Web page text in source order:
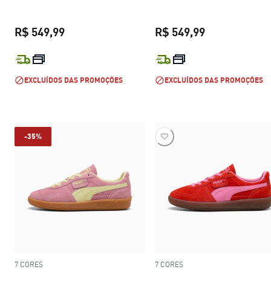
R$ 549,99
preço atual R$ 549,99
EXCLUÍDOS DAS PROMOÇÕES
R$ 549,99
EXCLUÍDOS DAS PROMOÇÕES
-35%
7 CORES 7 CORES